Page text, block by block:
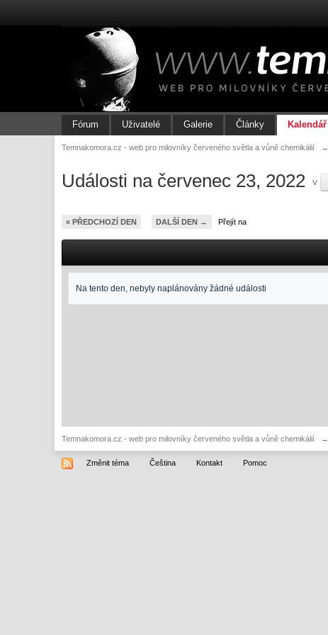
Fórum Uživatelé Galerie Články Kalendář
Temnakomora.cz - web pro milovníky červeného světla a vůně chemikálií →
Události na červenec 23, 2022 v
« PŘEDCHOZÍ DEN DALŠÍ DEN → Přejít na
Na tento den, nebyly naplánovány žádné události
Temnakomora.cz - web pro milovníky červeného světla a vůně chemikálií →
Změnit téma Čeština Kontakt Pomoc